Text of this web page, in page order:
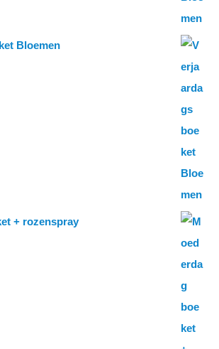
Bloemen
+ rozenspray